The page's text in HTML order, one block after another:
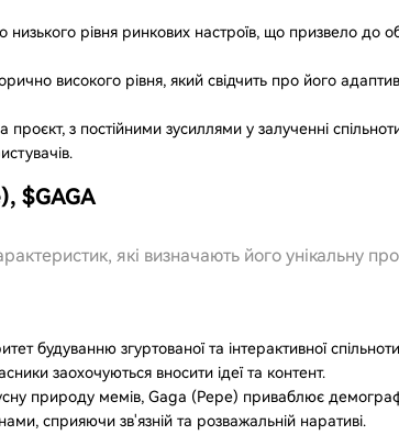
низького рівня ринкових настроїв, що призвело до
високого рівня, який свідчить про його
з постійними зусиллями у залученні
$GAGA
які визначають його унікальну
будуванню згуртованої та інтерактивної
заохочуються вносити ідеї та контент.
природу мемів, Gaga (Pepe) приваблює
сприяючи зв'язній та розважальній наративі.